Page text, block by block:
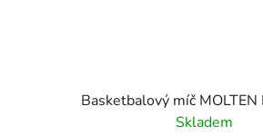
Basketbalový míč
Skladem